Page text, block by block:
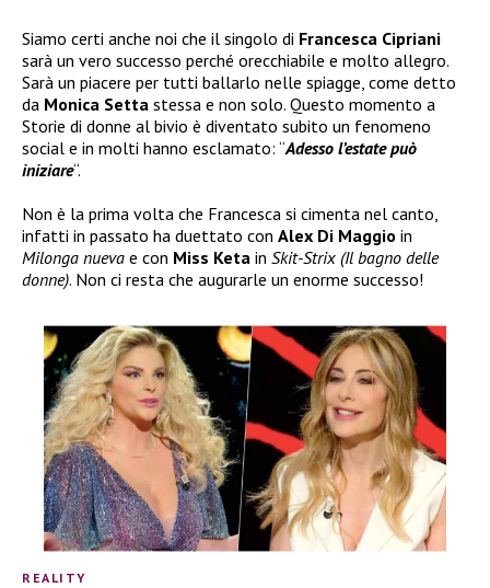
Siamo certi anche noi che il singolo di Francesca Cipriani
sarà un vero successo perché orecchiabile e molto allegro.
Sarà un piacere per tutti ballarlo nelle spiagge, come detto
da Monica Setta stessa e non solo. Questo momento a
Storie di donne al bivio è diventato subito un fenomeno
social e in molti hanno esclamato: “Adesso l’estate può
iniziare“.
Non è la prima volta che Francesca si cimenta nel canto,
infatti in passato ha duettato con Alex Di Maggio in
Milonga nueva e con Miss Keta in Skit-Strix (Il bagno delle
donne). Non ci resta che augurarle un enorme successo!
REALITY